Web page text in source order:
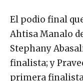
El podio final
Ahtisa Manalo
Stephany
finalista; y
primera